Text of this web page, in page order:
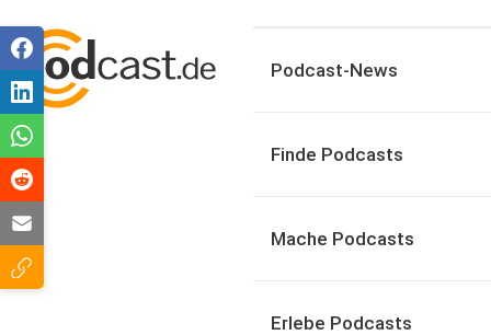
Podcast-News
Finde Podcasts
Mache Podcasts
Erlebe Podcasts